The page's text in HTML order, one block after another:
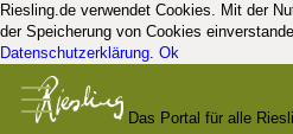
Riesling.de verwendet Cookies. Mit der
der Speicherung von Cookies
Datenschutzerklärung. Ok
Das Portal für alle